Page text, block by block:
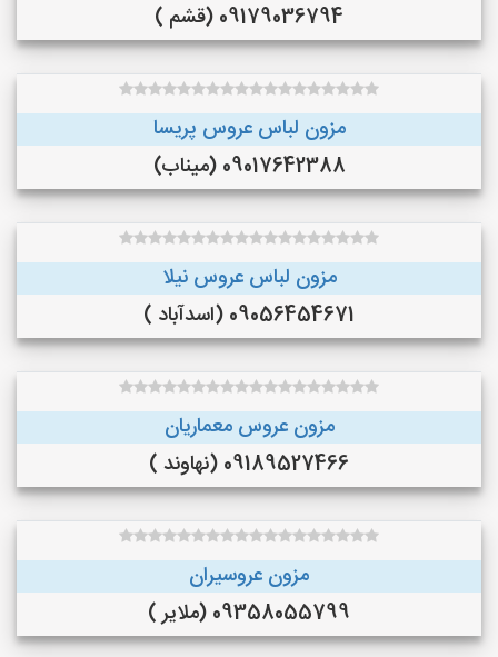
09179036794 (قشم )
مزون لباس عروس پریسا
09017642388 (میناب)
مزون لباس عروس نیلا
09056454671 (اسدآباد )
مزون عروس معماریان
09189527466 (نهاوند )
مزون عروسیران
09358055799 (ملایر )